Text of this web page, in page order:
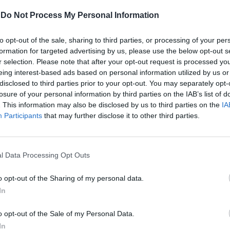
Do Not Process My Personal Information
opt-out of the sale, sharing to third parties, or processing of your
for targeted advertising by us, please use the below opt-out
selection. Please note that after your opt-out request is processed
interest-based ads based on personal information utilized by us
to third parties prior to your opt-out. You may separately
of your personal information by third parties on the IAB’s list of
This information may also be disclosed by us to third parties on the
Participants that may further disclose it to other third parties.
Data Processing Opt Outs
opt-out of the Sharing of my personal data.
opt-out of the Sale of my Personal Data.
Per me era un piccolo folleto di
protetto. L'ho nominato ma perché
nomi e invece lui ha infierito come se
da un mese e volesse tirarlo fuori.
mi ha chiesto se avevo qualcosa da
di no perché era veramente una
senza motivazione e non avevo cose
dire”. Bianca Atzei gira il coltello nella
che non prendi posizione”, “Ma io non
mi fa pensare che io sono un buono
sono io, ma sono questo e
la mia strada. Nessuno tira fuori la
nella sensibilità dell'ex gieffino e prova
“Tu in quello che fai ci metti il cuore
Rudy Giuliani a Come States?
Trump, Meloni e la strategia
americana